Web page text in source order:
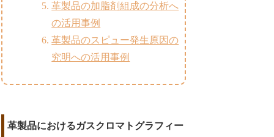
革製品の加脂剤組成の分析へ
の活用事例
革製品のスピュー発生原因の
究明への活用事例
革製品におけるガスクロマトグラフィー